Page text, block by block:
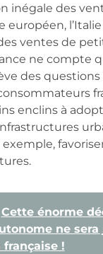
inégale des
européen,
ventes de
ne compte
des questions
enclins à
Cette énorme
ne sera
française !